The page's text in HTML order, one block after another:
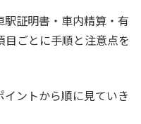
証明書・車内精算・有
ごとに手順と注意点を
ントから順に見ていき